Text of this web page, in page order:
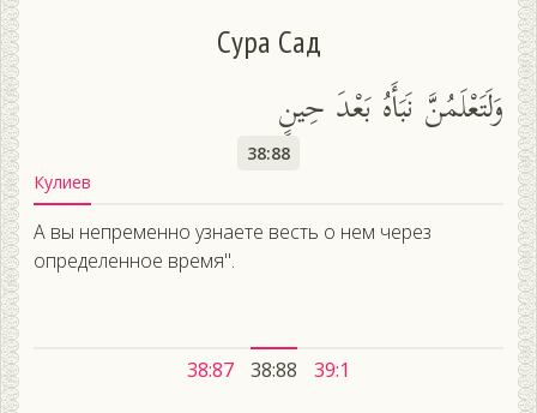
Сура Сад
وَلَتَعْلَمُنَّ نَبَأَهُ بَعْدَ حِينٍ
38:88
Кулиев
А вы непременно узнаете весть о нем через
определенное время".
38:87 38:88 39:1